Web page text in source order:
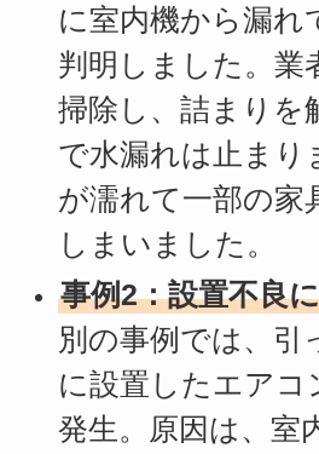
に室内機から漏れ
判明しました。業
掃除し、詰まりを
で水漏れは止まり
が濡れて一部の家
しまいました。
事例2：設置不良
別の事例では、引
に設置したエアコ
発生。原因は、室